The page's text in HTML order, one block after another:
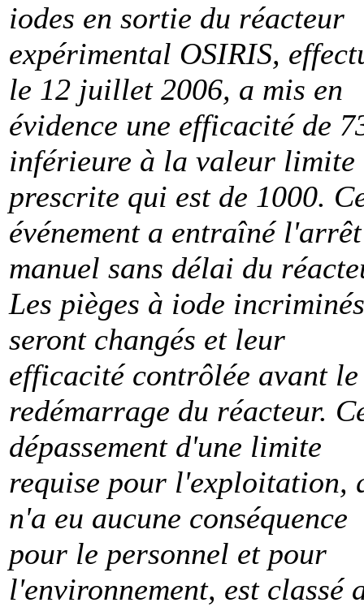
iodes en sortie du réacteur
expérimental OSIRIS,
le 12 juillet 2006, a mis en
évidence une efficacité de
inférieure à la valeur limite
prescrite qui est de 1000.
événement a entraîné l'arrêt
manuel sans délai du
Les pièges à iode incriminés
seront changés et leur
efficacité contrôlée avant le
redémarrage du réacteur.
dépassement d'une limite
requise pour l'exploitation,
n'a eu aucune conséquence
pour le personnel et pour
l'environnement, est classé